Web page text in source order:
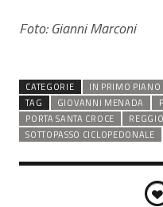
Foto: Gianni Marconi
CATEGORIE IN PRIMO PIANO
TAG
GIOVANNI MENADA
PORTA SANTA CROCE
SOTTOPASSO CICLOPEDONALE